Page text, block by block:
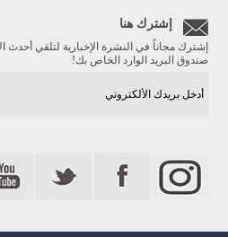
إشترك هنا
إشترك مجاناً في النشرة الإخبارية لتلقي
صندوق البريد الوارد الخاص بك!